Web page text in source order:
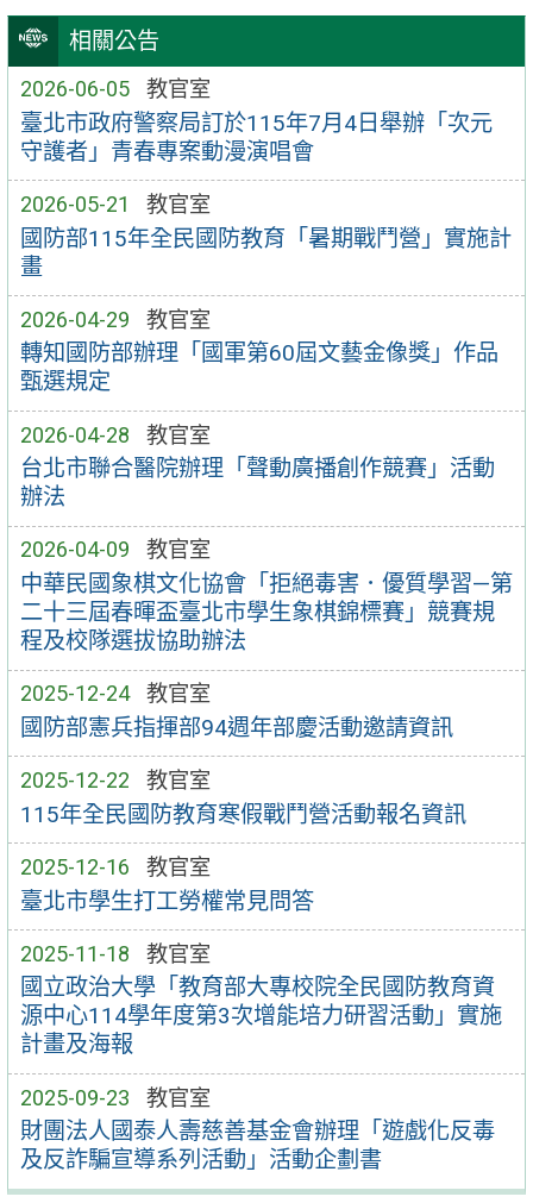
相關公告
2026-06-05 教官室
臺北市政府警察局訂於115年7月4日舉辦「次元
守護者」青春專案動漫演唱會
2026-05-21 教官室
國防部115年全民國防教育「暑期戰鬥營」實施計
畫
2026-04-29 教官室
轉知國防部辦理「國軍第60屆文藝金像獎」作品
甄選規定
2026-04-28 教官室
台北市聯合醫院辦理「聲動廣播創作競賽」活動
辦法
2026-04-09 教官室
中華民國象棋文化協會「拒絕毒害．優質學習—第
二十三屆春暉盃臺北市學生象棋錦標賽」競賽規
程及校隊選拔協助辦法
2025-12-24 教官室
國防部憲兵指揮部94週年部慶活動邀請資訊
2025-12-22 教官室
115年全民國防教育寒假戰鬥營活動報名資訊
2025-12-16 教官室
臺北市學生打工勞權常見問答
2025-11-18 教官室
國立政治大學「教育部大專校院全民國防教育資
源中心114學年度第3次增能培力研習活動」實施
計畫及海報
2025-09-23 教官室
財團法人國泰人壽慈善基金會辦理「遊戲化反毒
及反詐騙宣導系列活動」活動企劃書